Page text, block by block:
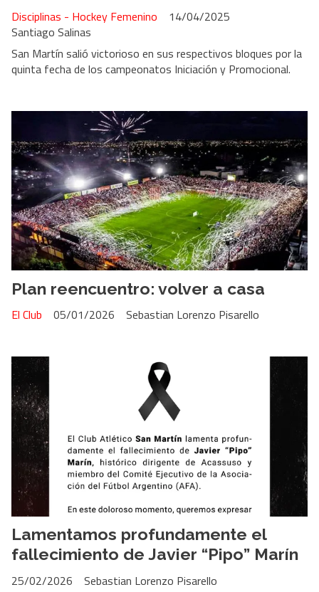
Santiago Salinas
Disciplinas - Hockey Femenino 14/04/2025
San Martín salió victorioso en sus respectivos bloques por la
quinta fecha de los campeonatos Iniciación y Promocional.
Plan reencuentro: volver a casa
Sebastian Lorenzo Pisarello
El Club 05/01/2026
Lamentamos profundamente el
fallecimiento de Javier “Pipo” Marín
Sebastian Lorenzo Pisarello
25/02/2026